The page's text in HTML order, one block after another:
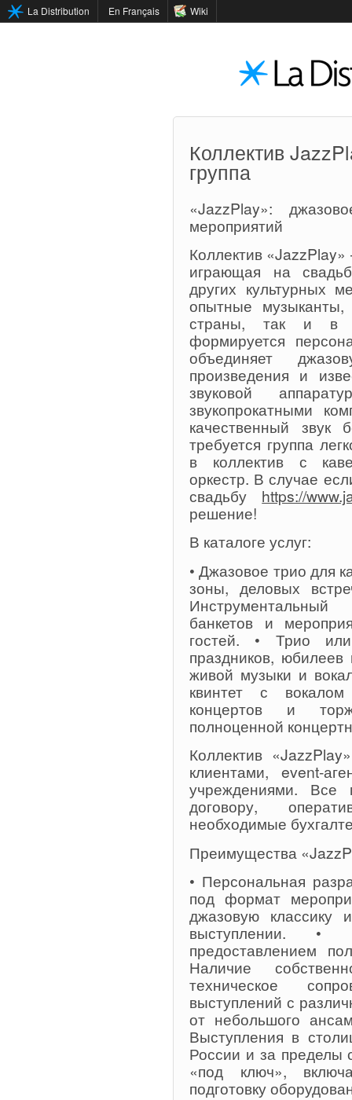
La Distribution En Français Wiki
Коллектив
группа
«JazzPlay»:
мероприятий
Коллектив
играющая на
других культурных
опытные
страны, так и в
формируется
объединяет
произведения и
звуковой
звукопрокатными
качественный
требуется группа
в коллектив с
оркестр. В случае
свадьбу https://
решение!
В каталоге услуг:
• Джазовое трио для
зоны, деловых
банкетов и
гостей. • Трио
праздников,
живой музыки и
квинтет с
концертов и
полноценной
Коллектив
клиентами, event-
учреждениями. Все
договору,
необходимые
Преимущества
• Персональная
под формат
джазовую
выступлении.
предоставлением
Наличие
техническое
выступлений с
от небольшого
Выступления в
России и за пределы
«под ключ»,
подготовку